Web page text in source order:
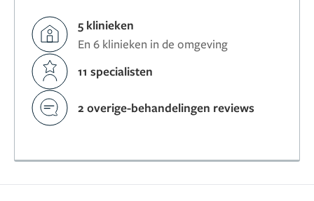
5 klinieken
En 6 klinieken in de omgeving
11 specialisten
2 overige-behandelingen reviews